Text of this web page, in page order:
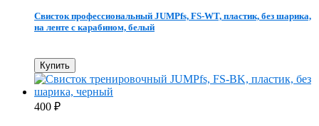
Свисток профессиональный JUMPfs, FS-WT, пластик, без шарика,
на ленте с карабином, белый
Купить
400 ₽